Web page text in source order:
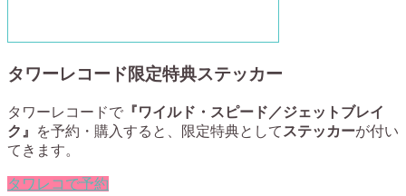
タワーレコード限定特典ステッカー
タワーレコードで 『ワイルド・スピード／ジェットブレイ
ク』
を予約・購入すると、限定特典として ステッカーが付い
てきます。
タワレコで予約